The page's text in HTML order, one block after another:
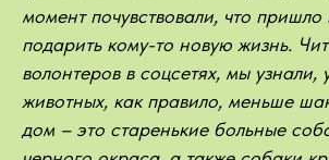
момент почувствовали, что
подарить кому-то новую жизнь.
волонтеров в соцсетях, мы узнали,
животных, как правило, меньше
дом – это старенькие больные